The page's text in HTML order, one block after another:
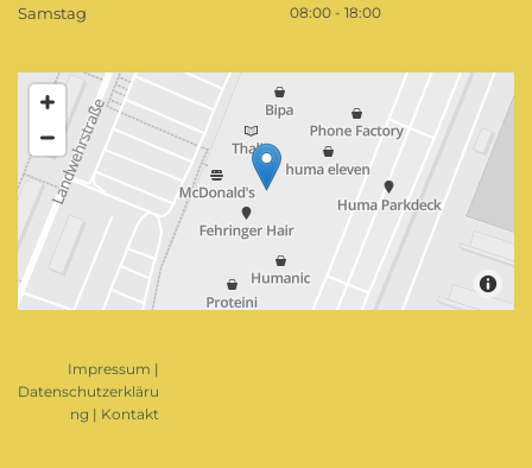
Samstag 08:00 - 18:00
Impressum |
Datenschutzerkläru
ng | Kontakt